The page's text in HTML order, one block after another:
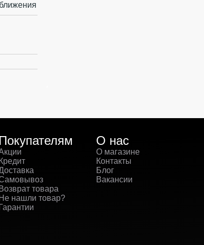
Покупателям
Кредит
Возврат товара
Не нашли товар?
Гарантии
О нас
О магазине
Контакты
Блог
Вакансии